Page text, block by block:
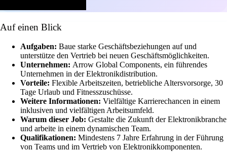
Auf einen Blick
Aufgaben: Baue starke Geschäftsbeziehungen auf und
unterstütze den Vertrieb bei neuen Geschäftsmöglichkeiten.
Unternehmen: Arrow Global Components, ein führendes
Unternehmen in der Elektronikdistribution.
Vorteile: Flexible Arbeitszeiten, betriebliche Altersvorsorge, 30
Tage Urlaub und Fitnesszuschüsse.
Weitere Informationen: Vielfältige Karrierechancen in einem
inklusiven und vielfältigen Arbeitsumfeld.
Warum dieser Job: Gestalte die Zukunft der Elektronikbranche
und arbeite in einem dynamischen Team.
Qualifikationen: Mindestens 7 Jahre Erfahrung in der Führung
von Teams und im Vertrieb von Elektronikkomponenten.